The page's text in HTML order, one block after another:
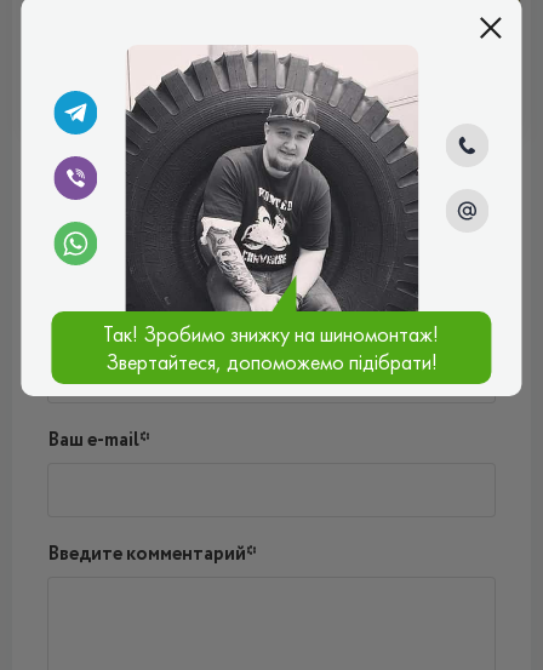
ВСЕСЕЗОННІ
Отзывы (0)
Пока нет комментариев
Написать комментарий
Имя*
Ваш e-mail*
Введите комментарий*
Так! Зробимо знижку на шиномонтаж!
Звертайтеся, допоможемо підібрати!